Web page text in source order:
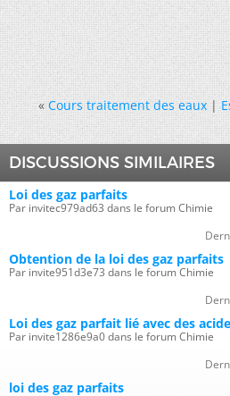
« Cours traitement des eaux|
DISCUSSIONS SIMILAIRES
Loi des gaz parfaits
Par invitec979ad63 dans le forum Chimie
Obtention de la loi des gaz parfaits
Par invite951d3e73 dans le forum Chimie
Loi des gaz parfait lié avec des
Par invite1286e9a0 dans le forum Chimie
loi des gaz parfaits